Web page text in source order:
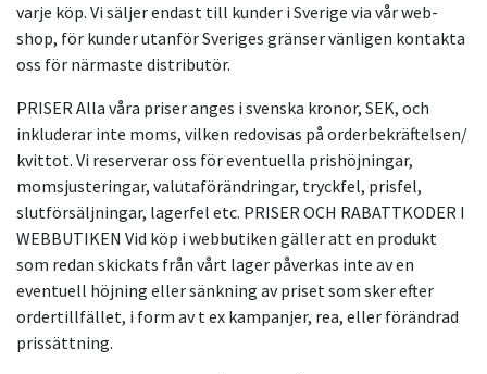
varje köp. Vi säljer endast till kunder i Sverige via vår web-
shop, för kunder utanför Sveriges gränser vänligen kontakta
oss för närmaste distributör.
PRISER Alla våra priser anges i svenska kronor, SEK, och
inkluderar inte moms, vilken redovisas på orderbekräftelsen/
kvittot. Vi reserverar oss för eventuella prishöjningar,
momsjusteringar, valutaförändringar, tryckfel, prisfel,
slutförsäljningar, lagerfel etc. PRISER OCH RABATTKODER I
WEBBUTIKEN Vid köp i webbutiken gäller att en produkt
som redan skickats från vårt lager påverkas inte av en
eventuell höjning eller sänkning av priset som sker efter
ordertillfället, i form av t ex kampanjer, rea, eller förändrad
prissättning.